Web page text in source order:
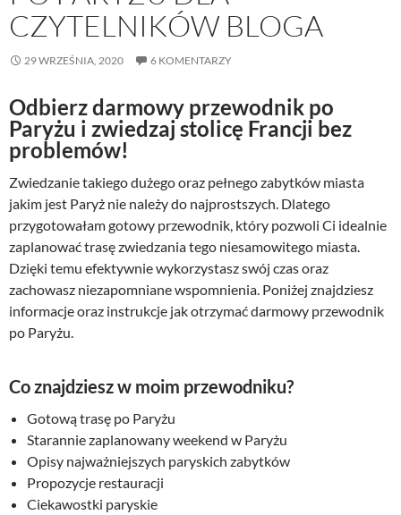
CZYTELNIKÓW BLOGA
29 WRZEŚNIA, 2020 6 KOMENTARZY
Odbierz darmowy przewodnik po
Paryżu i zwiedzaj stolicę Francji bez
problemów!
Zwiedzanie takiego dużego oraz pełnego zabytków miasta
jakim jest Paryż nie należy do najprostszych. Dlatego
przygotowałam gotowy przewodnik, który pozwoli Ci idealnie
zaplanować trasę zwiedzania tego niesamowitego miasta.
Dzięki temu efektywnie wykorzystasz swój czas oraz
zachowasz niezapomniane wspomnienia. Poniżej znajdziesz
informacje oraz instrukcje jak otrzymać darmowy przewodnik
po Paryżu.
Co znajdziesz w moim przewodniku?
Gotową trasę po Paryżu
Starannie zaplanowany weekend w Paryżu
Opisy najważniejszych paryskich zabytków
Propozycje restauracji
Ciekawostki paryskie